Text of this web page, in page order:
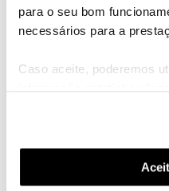
para o seu bom
necessários para a
Caso aceite, poderemos
funcionalidades (cookies
funcionalidade) e adaptar
(cookies de publicidade
utilização dos cookies
Ficamos a aguardar o seu
Muito obrigado
Ajude a comunidade a